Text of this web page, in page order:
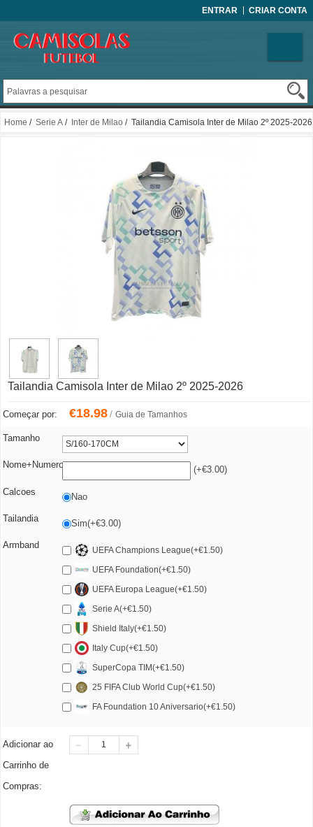
ENTRAR CRIAR CONTA
Home / Serie A / Inter de Milao / Tailandia Camisola Inter de Milao 2º 2025-2026
Tailandia Camisola Inter de Milao 2º 2025-2026
Começar por: €18.98/ Guia de Tamanhos
Tamanho
Nome+Numero (+€3.00)
Calcoes Nao
Tailandia Sim(+€3.00)
Armband
UEFA Champions League(+€1.50)
UEFA Foundation(+€1.50)
UEFA Europa League(+€1.50)
Serie A(+€1.50)
Shield Italy(+€1.50)
Italy Cup(+€1.50)
SuperCopa TIM(+€1.50)
25 FIFA Club World Cup(+€1.50)
FA Foundation 10 Aniversario(+€1.50)
Adicionar ao
Carrinho de
Compras: